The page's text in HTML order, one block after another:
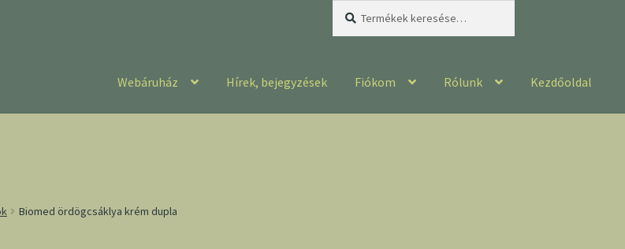
Webáruház Hírek, bejegyzések Fiókom Rólunk Kezdőoldal
Biomed ördögcsáklya krém dupla